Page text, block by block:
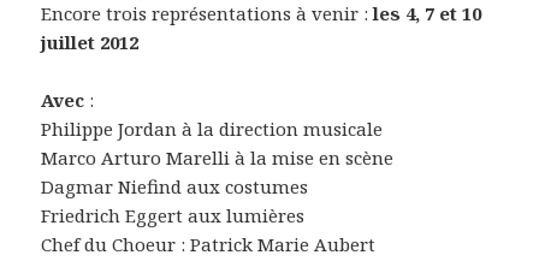
Encore trois représentations à venir :les 4, 7 et 10
juillet 2012
Avec :
Philippe Jordan à la direction musicale
Marco Arturo Marelli à la mise en scène
Dagmar Niefind aux costumes
Friedrich Eggert aux lumières
Chef du Choeur : Patrick Marie Aubert